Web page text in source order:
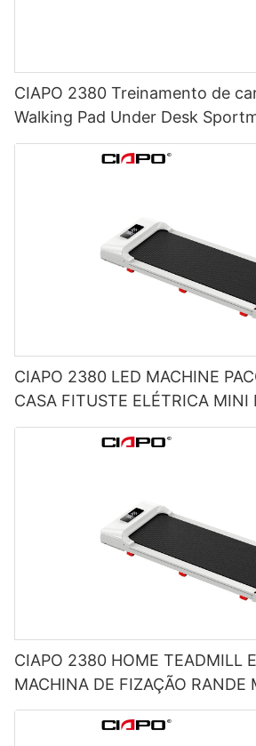
CIAPO 2380 Treinamento de
Walking Pad Under Desk
Use Treadmill Comercial
CIAPO 2380 LED MACHINE
CASA FITUSTE ELÉTRICA MINI
PALAVERAÇÃO SOB TEADMILA
PALAVERAÇÃO
CIAPO 2380 HOME TEADMILL
MACHINA DE FIZAÇÃO RANDE
ESTRANDA MÁQUINA DE
RUNDMILHA